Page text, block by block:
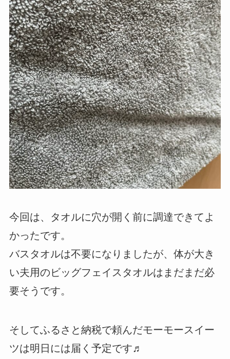
今回は、タオルに穴が開く前に調達できてよ
かったです。
バスタオルは不要になりましたが、体が大き
い夫用のビッグフェイスタオルはまだまだ必
要そうです。
そしてふるさと納税で頼んだモーモースイー
ツは明日には届く予定です♬